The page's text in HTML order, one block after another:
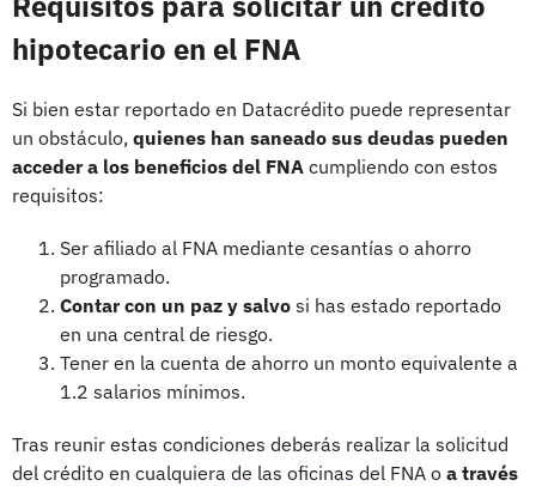
hipotecario en el FNA
Si bien estar reportado en Datacrédito puede representar
un obstáculo, quienes han saneado sus deudas pueden
acceder a los beneficios del FNA cumpliendo con estos
requisitos:
Ser afiliado al FNA mediante cesantías o ahorro
programado.
Contar con un paz y salvo si has estado reportado
en una central de riesgo.
Tener en la cuenta de ahorro un monto equivalente a
1.2 salarios mínimos.
Tras reunir estas condiciones deberás realizar la solicitud
del crédito en cualquiera de las oficinas del FNA o a través